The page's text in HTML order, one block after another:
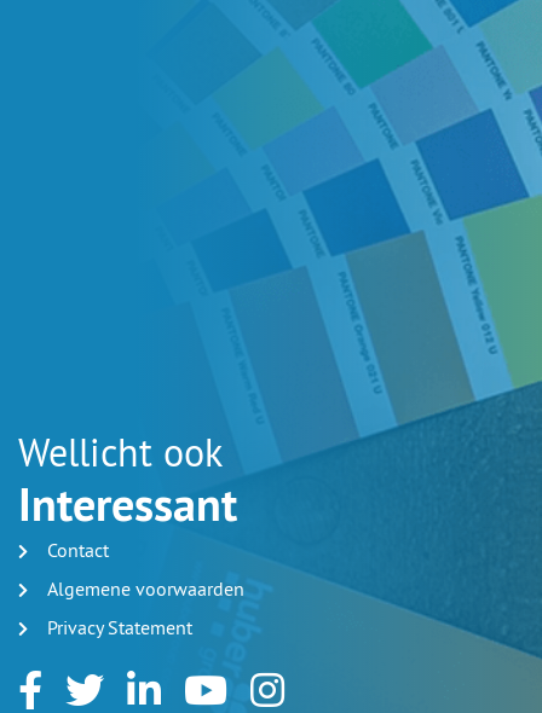
Wellicht ook
Interessant
Contact
Algemene voorwaarden
Privacy Statement